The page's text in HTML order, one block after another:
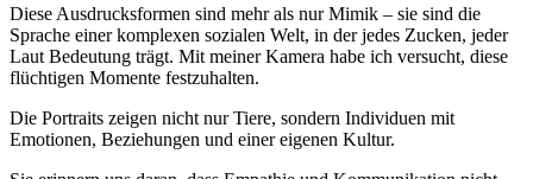
Diese Ausdrucksformen sind mehr als nur Mimik – sie sind die
Sprache einer komplexen sozialen Welt, in der jedes Zucken, jeder
Laut Bedeutung trägt. Mit meiner Kamera habe ich versucht, diese
flüchtigen Momente festzuhalten.
Die Portraits zeigen nicht nur Tiere, sondern Individuen mit
Emotionen, Beziehungen und einer eigenen Kultur.